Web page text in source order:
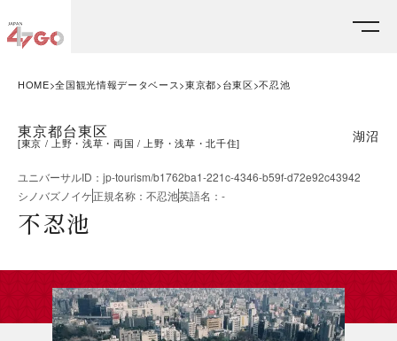
HOME 全国観光情報データベース 東京都 台東区 不忍池
東京都台東区
[東京 上野・浅草・両国 上野・浅草・北千住] 湖沼
ユニバーサルID ： jp-tourism/b1762ba1-221c-4346-b59f-d72e92c43942
シノバズノイケ正規名称 ： 不忍池英語名 ： -
不忍池